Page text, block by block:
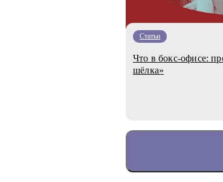
Статьи
Что в бокс-офисе:
шёлка»